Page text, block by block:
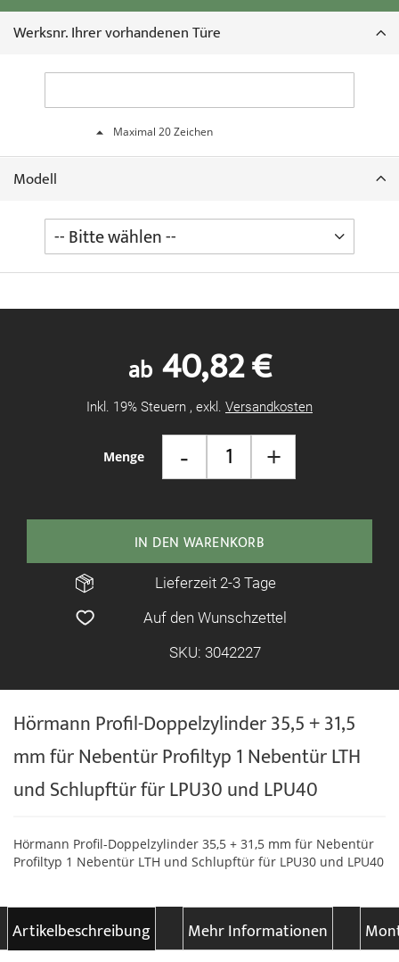
Hörmann Profil-Doppelzylinder 35,5 + 31,5
mm für Nebentür Profiltyp 1 Nebentür LTH
und Schlupftür für LPU30 und LPU40
Menge - +
ab 40,82 €
Inkl. 19% Steuern , exkl. Versandkosten
IN DEN WARENKORB
Lieferzeit 2-3 Tage
Auf den Wunschzettel
SKU: 3042227
Hörmann Profil-Doppelzylinder 35,5 + 31,5 mm für Nebentür
Profiltyp 1 Nebentür LTH und Schlupftür für LPU30 und LPU40
Werksnr. Ihrer vorhandenen Türe
Maximal 20 Zeichen
Modell
Artikelbeschreibung Mehr Informationen